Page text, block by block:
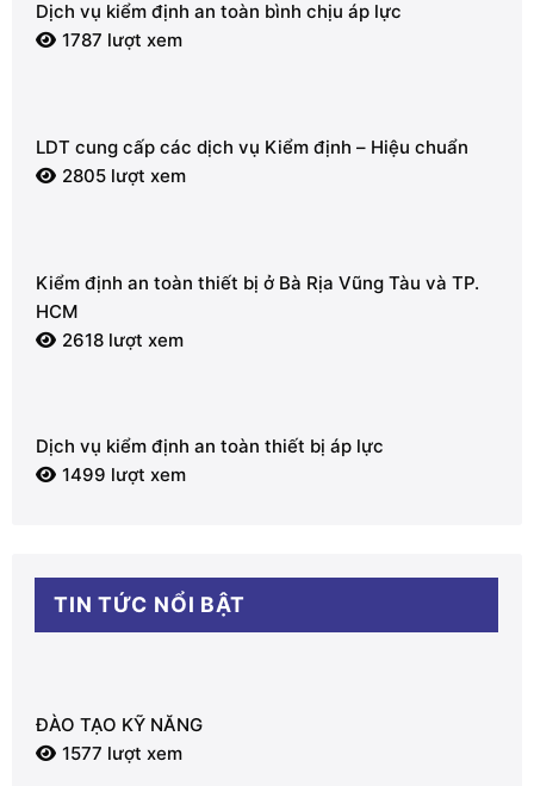
Dịch vụ kiểm định an toàn bình chịu áp lực
1787 lượt xem
LDT cung cấp các dịch vụ Kiểm định – Hiệu chuẩn
2805 lượt xem
Kiểm định an toàn thiết bị ở Bà Rịa Vũng Tàu và TP.
HCM
2618 lượt xem
Dịch vụ kiểm định an toàn thiết bị áp lực
1499 lượt xem
TIN TỨC NỔI BẬT
ĐÀO TẠO KỸ NĂNG
1577 lượt xem